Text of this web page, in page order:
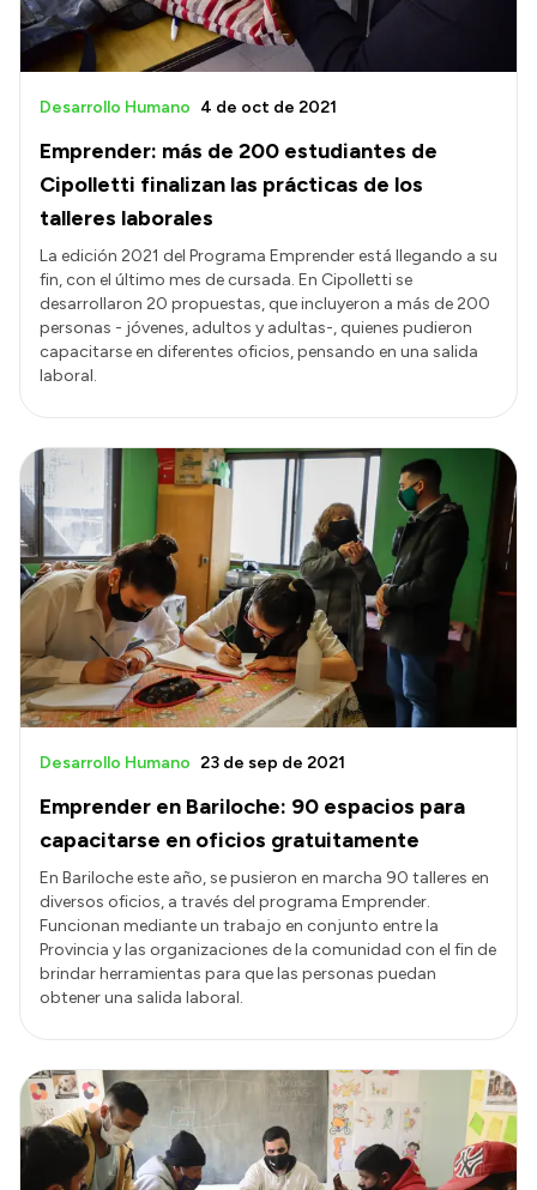
Emprender: más de 200 estudiantes de
Cipolletti finalizan las prácticas de los
talleres laborales
Desarrollo Humano 4 de oct de 2021
La edición 2021 del Programa Emprender está llegando a su
fin, con el último mes de cursada. En Cipolletti se
desarrollaron 20 propuestas, que incluyeron a más de 200
personas - jóvenes, adultos y adultas-, quienes pudieron
capacitarse en diferentes oficios, pensando en una salida
laboral.
Emprender en Bariloche: 90 espacios para
capacitarse en oficios gratuitamente
Desarrollo Humano 23 de sep de 2021
En Bariloche este año, se pusieron en marcha 90 talleres en
diversos oficios, a través del programa Emprender.
Funcionan mediante un trabajo en conjunto entre la
Provincia y las organizaciones de la comunidad con el fin de
brindar herramientas para que las personas puedan
obtener una salida laboral.